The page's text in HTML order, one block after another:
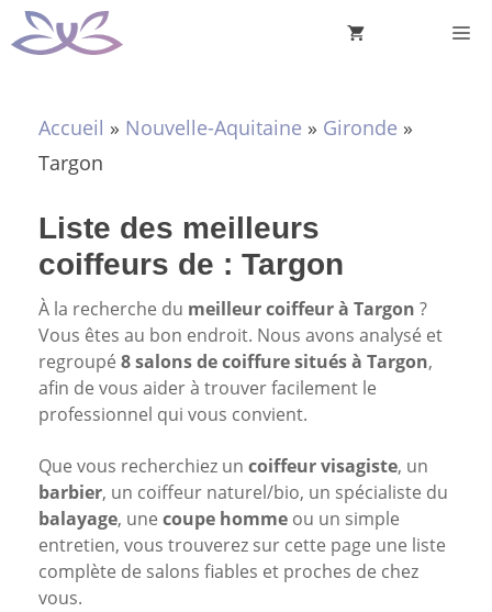
Aller
au
Accueil » Nouvelle-Aquitaine » Gironde »
Targon
Liste des meilleurs
coiffeurs de : Targon
À la recherche du meilleur coiffeur à Targon ?
Vous êtes au bon endroit. Nous avons analysé et
regroupé 8 salons de coiffure situés à Targon,
afin de vous aider à trouver facilement le
professionnel qui vous convient.
Que vous recherchiez un coiffeur visagiste, un
barbier, un coiffeur naturel/bio, un spécialiste du
balayage, une coupe homme ou un simple
entretien, vous trouverez sur cette page une liste
complète de salons fiables et proches de chez
vous.